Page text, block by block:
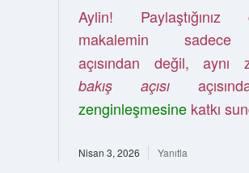
Aylin! Paylaştığınız
makalemin
açısından değil, aynı
bakış açısı
zenginleşmesinekatkı
Nisan 3, 2026 Yanıtla